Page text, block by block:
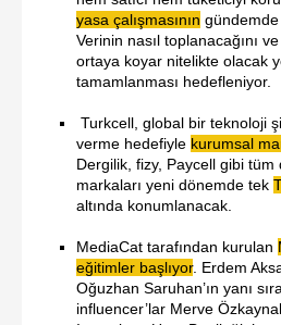
yasa çalışmasının gündemde
Verinin nasıl toplanacağını ve
ortaya koyar nitelikte olacak
tamamlanması hedefleniyor.
Turkcell, global bir teknoloji
verme hedefiyle kurumsal
Dergilik, fizy, Paycell gibi
markaları yeni dönemde tek
altında konumlanacak.
MediaCat tarafından kurulan
eğitimler başlıyor. Erdem
Oğuzhan Saruhan’ın yanı
influencer’lar Merve